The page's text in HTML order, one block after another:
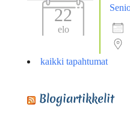
22
elo
kaikki tapahtumat
Blogiartikkelit